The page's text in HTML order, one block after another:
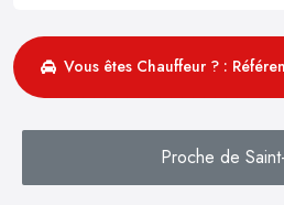
Vous êtes Chauffeur ? :
Proche de